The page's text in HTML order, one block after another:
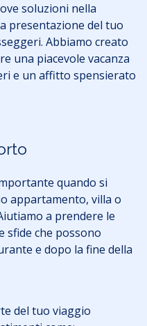
soluzioni nella
presentazione del tuo
Abbiamo creato
una piacevole vacanza
e un affitto spensierato
quando si
appartamento, villa o
a prendere le
sfide che possono
e dopo la fine della
del tuo viaggio